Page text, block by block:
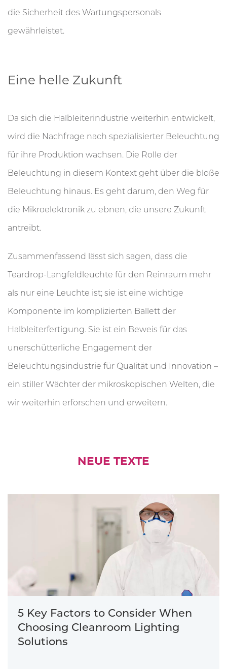
die Sicherheit des Wartungspersonals
gewährleistet.
Eine helle Zukunft
Da sich die Halbleiterindustrie weiterhin entwickelt,
wird die Nachfrage nach spezialisierter Beleuchtung
für ihre Produktion wachsen. Die Rolle der
Beleuchtung in diesem Kontext geht über die bloße
Beleuchtung hinaus. Es geht darum, den Weg für
die Mikroelektronik zu ebnen, die unsere Zukunft
antreibt.
Zusammenfassend lässt sich sagen, dass die
Teardrop-Langfeldleuchte für den Reinraum mehr
als nur eine Leuchte ist; sie ist eine wichtige
Komponente im komplizierten Ballett der
Halbleiterfertigung. Sie ist ein Beweis für das
unerschütterliche Engagement der
Beleuchtungsindustrie für Qualität und Innovation –
ein stiller Wächter der mikroskopischen Welten, die
wir weiterhin erforschen und erweitern.
NEUE TEXTE
5 Key Factors to Consider When
Choosing Cleanroom Lighting
Solutions